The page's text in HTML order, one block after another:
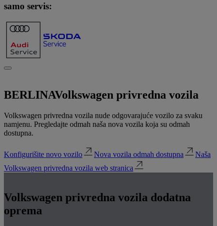
samo servis:
BERLINAVolkswagen privredna vozila
Volkswagen privredna vozila nude odgovarajuće vozilo za svaku
namjenu. Pregledajte odmah naša nova vozila koja su odmah
dostupna.
Konfigurišite novo vozilo Nova vozila odmah dostupna
Naša
Volkswagen privredna vozila web stranica
Volkswagen privredna vozila dodatna
oprema